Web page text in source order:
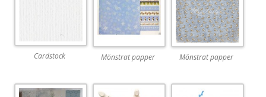
Cardstock Mönstrat papper Mönstrat papper